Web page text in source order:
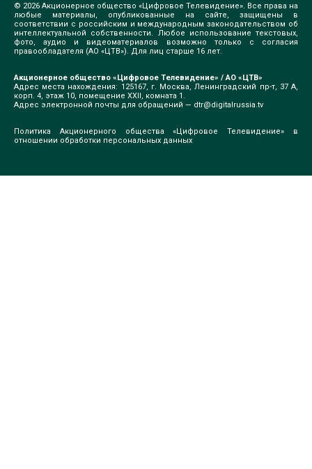
© 2026 Акционерное общество «Цифровое Телевидение». Все права на
любые материалы, опубликованные на сайте, защищены в
соответствии с российским и международным законодательством об
интеллектуальной собственности. Любое использование текстовых,
фото, аудио и видеоматериалов возможно только с согласия
правообладателя (АО «ЦТВ»). Для лиц старше 16 лет.
Акционерное общество «Цифровое Телевидение» / АО «ЦТВ»
Адрес места нахождения: 125167, г. Москва, Ленинградский пр-т, 37 А,
корп. 4, этаж 10, помещение XXII, комната 1.
Адрес электронной почты для обращений — dtr@digitalrussia.tv
Политика Акционерного общества «Цифровое Телевидение» в
отношении обработки персональных данных